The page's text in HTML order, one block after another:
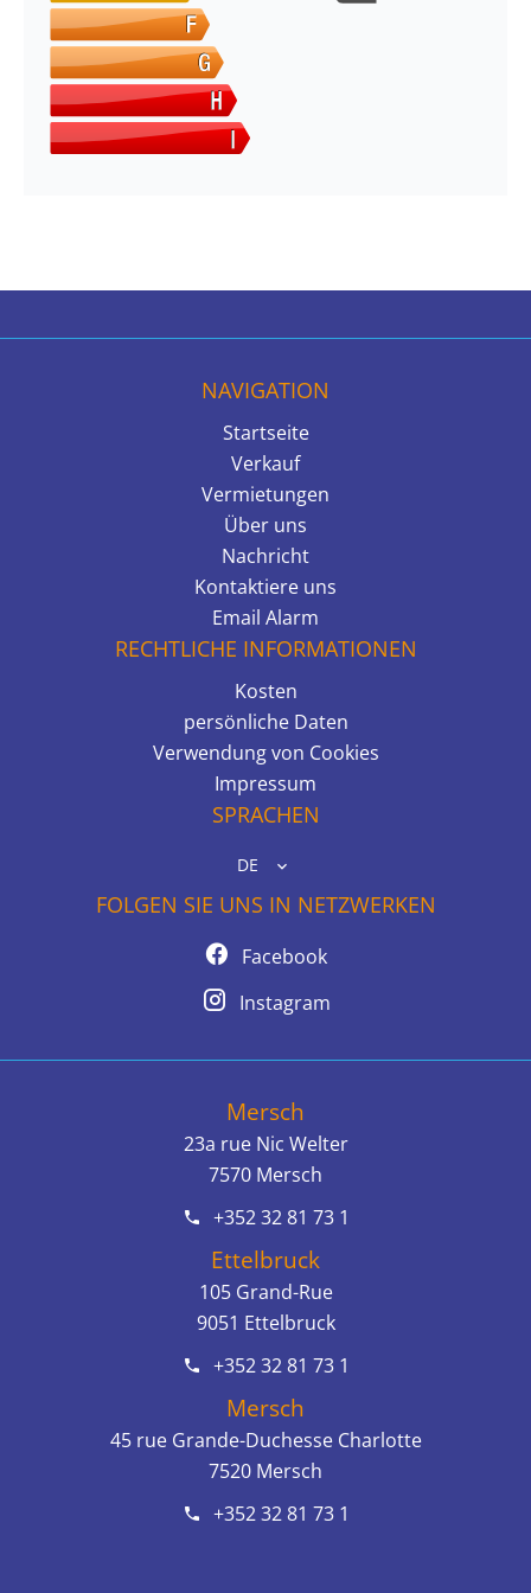
NAVIGATION
Startseite
Verkauf
Vermietungen
Über uns
Nachricht
Kontaktiere uns
Email Alarm
RECHTLICHE INFORMATIONEN
Kosten
persönliche Daten
Verwendung von Cookies
Impressum
SPRACHEN
DE
FOLGEN SIE UNS IN NETZWERKEN
Facebook
Instagram
Mersch
23a rue Nic Welter
7570 Mersch
+352 32 81 73 1
Ettelbruck
105 Grand-Rue
9051 Ettelbruck
+352 32 81 73 1
Mersch
45 rue Grande-Duchesse Charlotte
7520 Mersch
+352 32 81 73 1